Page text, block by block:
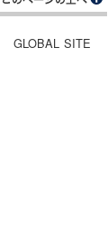
GLOBAL SITE